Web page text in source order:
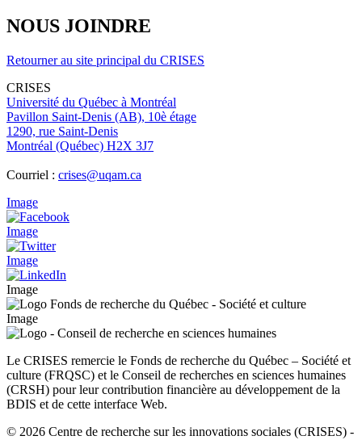
NOUS JOINDRE
Retourner au site principal du CRISES
CRISES
Université du Québec à Montréal
Pavillon Saint-Denis (AB), 10è étage
1290, rue Saint-Denis
Montréal (Québec) H2X 3J7
Courriel : crises@uqam.ca
Image
Image
Image
Image
Image
Le CRISES remercie le Fonds de recherche du Québec – Société et
culture (FRQSC) et le Conseil de recherches en sciences humaines
(CRSH) pour leur contribution financière au développement de la
BDIS et de cette interface Web.
© 2026 Centre de recherche sur les innovations sociales (CRISES) -